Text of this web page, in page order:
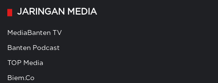
JARINGAN MEDIA
MediaBanten TV
Banten Podcast
TOP Media
Biem.Co